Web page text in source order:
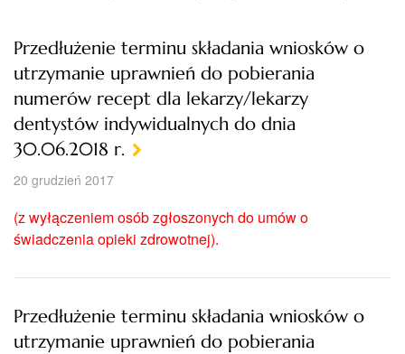
Przedłużenie terminu składania wniosków o
utrzymanie uprawnień do pobierania
numerów recept dla lekarzy/lekarzy
dentystów indywidualnych do dnia
30.06.2018 r.
20 grudzień 2017
(z wyłączeniem osób zgłoszonych do umów o
świadczenia opieki zdrowotnej).
Przedłużenie terminu składania wniosków o
utrzymanie uprawnień do pobierania